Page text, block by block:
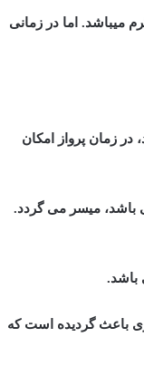
و یا کود حدود ۲۳٫۹ کیلوگرم میباشد. اما در زمانی
در زمان پرواز امکان
زاویه دید ۱۲۳ درجه می باشد، میسر می گردد.
باعث گردیده است که